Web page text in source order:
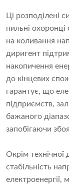
Ці розподілені
пильні охоронці
на коливання
диригент
накопичення
до кінцевих
гарантує, що
підприємств,
бажаного
запобігаючи
Окрім технічної
стабільність
електроенергії,